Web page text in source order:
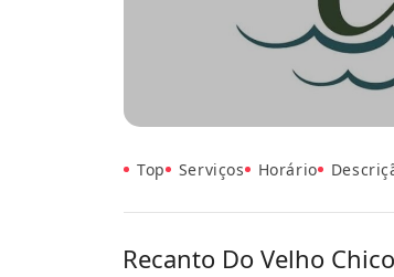
Top Serviços Horário
Recanto Do Velho